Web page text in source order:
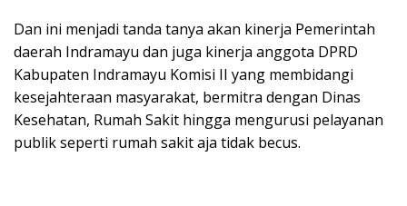
Dan ini menjadi tanda tanya akan kinerja Pemerintah
daerah Indramayu dan juga kinerja anggota DPRD
Kabupaten Indramayu Komisi II yang membidangi
kesejahteraan masyarakat, bermitra dengan Dinas
Kesehatan, Rumah Sakit hingga mengurusi pelayanan
publik seperti rumah sakit aja tidak becus.